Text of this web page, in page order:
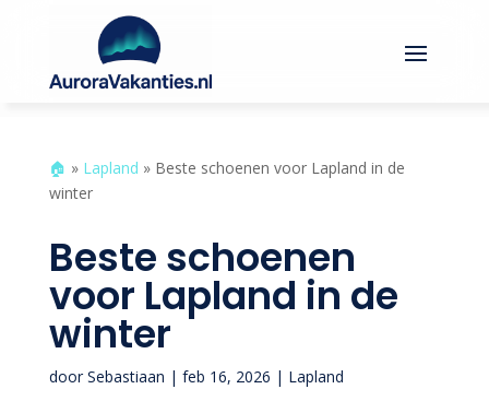
🏠︎ » Lapland » Beste schoenen voor Lapland in de
winter
Beste schoenen
voor Lapland in de
winter
doorSebastiaan | feb 16, 2026 | Lapland